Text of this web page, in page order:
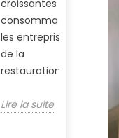
croissantes des
consommateurs,
les entreprises
de la
restauration...
Lire la suite